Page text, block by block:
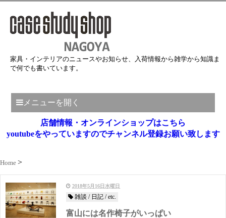
家具・インテリアのニュースやお知らせ、入荷情報から雑学から知識ま
で何でも書いています。
メニューを開く
店舗情報・オンラインショップはこちら
youtubeをやっていますのでチャンネル登録お願い致します
Home
2018年5月16日水曜日
雑談 / 日記 / etc.
富山には名作椅子がいっぱい